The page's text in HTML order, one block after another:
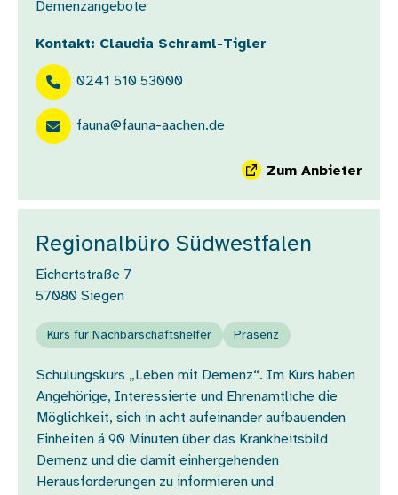
Demenzangebote
Kontakt: Claudia Schraml-Tigler
0241 510 53000
fauna@fauna-aachen.de
Zum Anbieter
Regionalbüro Südwestfalen
Eichertstraße 7
57080 Siegen
Kurs für Nachbarschaftshelfer Präsenz
Schulungskurs „Leben mit Demenz“. Im Kurs haben
Angehörige, Interessierte und Ehrenamtliche die
Möglichkeit, sich in acht aufeinander aufbauenden
Einheiten á 90 Minuten über das Krankheitsbild
Demenz und die damit einhergehenden
Herausforderungen zu informieren und